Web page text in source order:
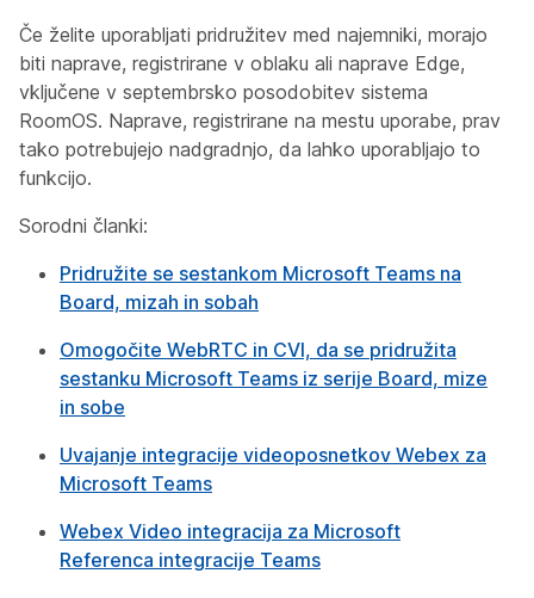
Če želite uporabljati pridružitev med najemniki, morajo
biti naprave, registrirane v oblaku ali naprave Edge,
vključene v septembrsko posodobitev sistema
RoomOS. Naprave, registrirane na mestu uporabe, prav
tako potrebujejo nadgradnjo, da lahko uporabljajo to
funkcijo.
Sorodni članki:
Pridružite se sestankom Microsoft Teams na
Board, mizah in sobah
Omogočite WebRTC in CVI, da se pridružita
sestanku Microsoft Teams iz serije Board, mize
in sobe
Uvajanje integracije videoposnetkov Webex za
Microsoft Teams
Webex Video integracija za Microsoft
Referenca integracije Teams